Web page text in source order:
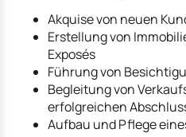
Akquise von neuen
Erstellung von
Exposés
Führung von
Begleitung von
erfolgreichen
Aufbau und Pflege